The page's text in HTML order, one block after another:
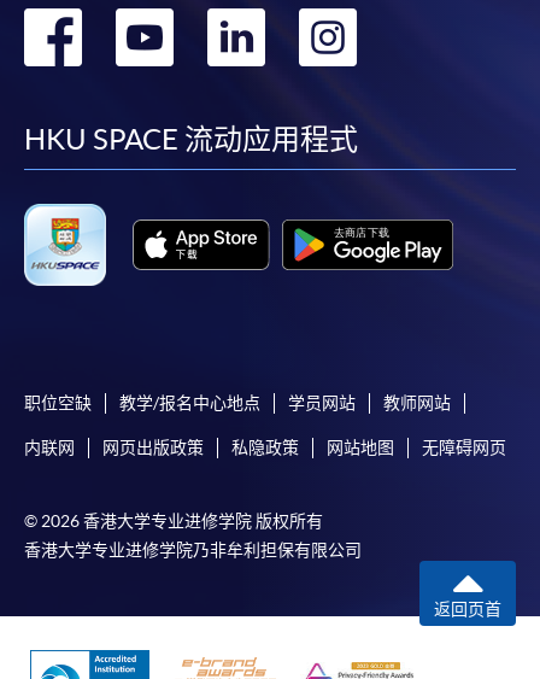
學費及學額不得轉讓他人。一經取錄，學員不得轉讀
其他課程，惟學院對特殊情況，可酌情處理。轉讀申
學院對郵遞失誤而遺失的支票或本票、付款收據或個
人資料，概不負責。
若學員有意申請付款證明書，請把填妥之申請表、貼
上足夠郵資的回郵信封、連同劃線支票交回本學院。
每張收據申請費用為港幣30 元。支票抬頭註明「香
转
facebook
转
youtube
转
linkedin
HKU SPACE 流动应用程式
职位空缺 教学/报名中心地点 学员网站 教师网站
内联网 网页出版政策 私隐政策 网站地图 无障碍网页
© 2026 香港大学专业进修学院 版权所有
香港大学专业进修学院乃非牟利担保有限公司
返回页首